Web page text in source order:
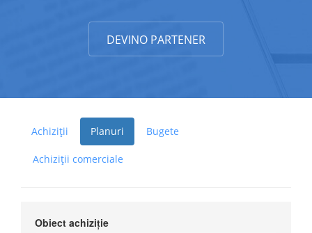
DEVINO PARTENER
Achiziții Planuri Bugete
Achiziții comerciale
Obiect achiziție